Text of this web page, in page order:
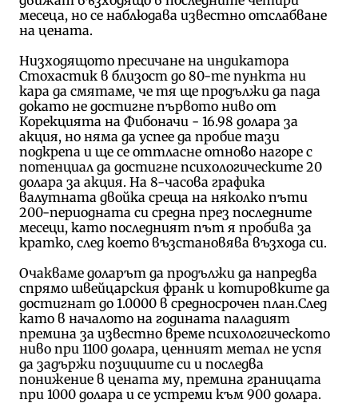
месеца, но се наблюдава известно отслабване
на цената.
Низходящото пресичане на индикатора
Стохастик в близост до 80-те пункта ни
кара да смятаме, че тя ще продължи да пада
докато не достигне първото ниво от
Корекцията на Фибоначи - 16.98 долара за
акция, но няма да успее да пробие тази
подкрепа и ще се оттласне отново нагоре с
потенциал да достигне психологическите 20
долара за акция. На 8-часова графика
валутната двойка среща на няколко пъти
200-периодната си средна през последните
месеци, като последният път я пробива за
кратко, след което възстановява възхода си.
Очакваме доларът да продължи да напредва
спрямо швейцарския франк и котировките да
достигнат до 1.0000 в средносрочен план.След
като в началото на годината паладият
премина за известно време психологическото
ниво при 1100 долара, ценният метал не успя
да задържи позициите си и последва
понижение в цената му, премина границата
при 1000 долара и се устреми към 900 долара.